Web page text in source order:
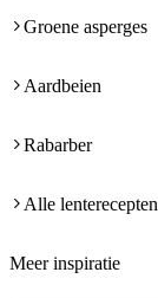
Groene asperges
Aardbeien
Rabarber
Alle lenterecepten
Meer inspiratie